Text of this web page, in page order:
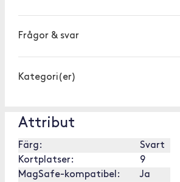
Frågor & svar
Kategori(er)
Attribut
Färg:
Svart
Kortplatser:
9
MagSafe-kompatibel:
Ja